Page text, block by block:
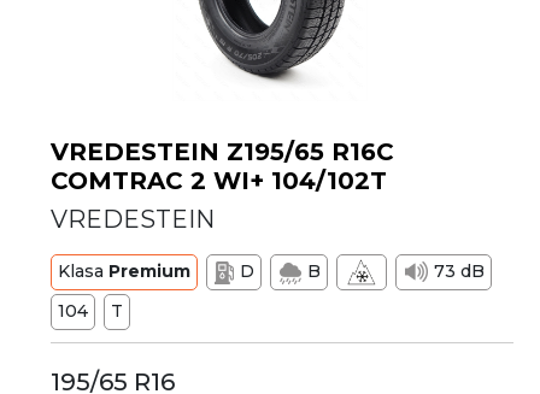
VREDESTEIN Z195/65 R16C
COMTRAC 2 WI+ 104/102T
VREDESTEIN
Klasa Premium D B
73 dB
104
T
195/65 R16